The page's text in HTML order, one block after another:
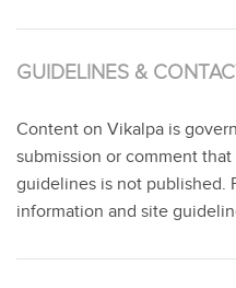
GUIDELINES &
Content on Vikalpa is
submission or comment
guidelines is not published.
information and site